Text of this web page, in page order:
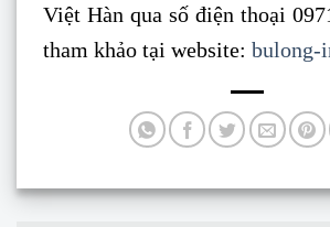
Việt Hàn qua số điện thoại
tham khảo tại website: bulong-